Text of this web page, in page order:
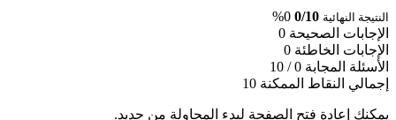
النتيجة النهائية 0/10
0%
الإجابات الصحيحة 0
الإجابات الخاطئة 0
الأسئلة المجابة 0 / 10
إجمالي النقاط الممكنة 10
يمكنك إعادة فتح الصفحة لبدء المحاولة من جديد.